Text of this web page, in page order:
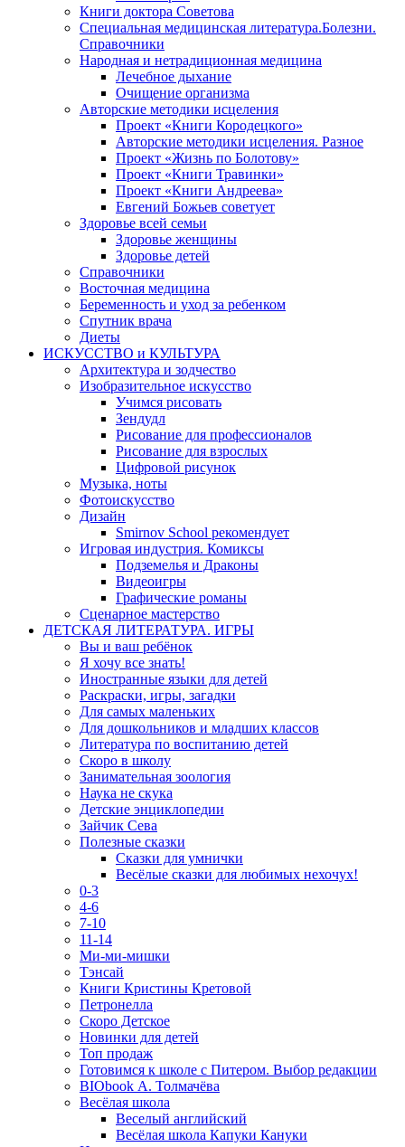
Книги доктора Советова
Специальная медицинская литература.Болезни.
Справочники
Народная и нетрадиционная медицина
Лечебное дыхание
Очищение организма
Авторские методики исцеления
Проект «Книги Кородецкого»
Авторские методики исцеления. Разное
Проект «Жизнь по Болотову»
Проект «Книги Травинки»
Проект «Книги Андреева»
Евгений Божьев советует
Здоровье всей семьи
Здоровье женщины
Здоровье детей
Справочники
Восточная медицина
Беременность и уход за ребенком
Спутник врача
Диеты
ИСКУССТВО и КУЛЬТУРА
Архитектура и зодчество
Изобразительное искусство
Учимся рисовать
Зендудл
Рисование для профессионалов
Рисование для взрослых
Цифровой рисунок
Музыка, ноты
Фотоискусство
Дизайн
Smirnov School рекомендует
Игровая индустрия. Комиксы
Подземелья и Драконы
Видеоигры
Графические романы
Сценарное мастерство
ДЕТСКАЯ ЛИТЕРАТУРА. ИГРЫ
Вы и ваш ребёнок
Я хочу все знать!
Иностранные языки для детей
Раскраски, игры, загадки
Для самых маленьких
Для дошкольников и младших классов
Литература по воспитанию детей
Скоро в школу
Занимательная зоология
Наука не скука
Детские энциклопедии
Зайчик Сева
Полезные сказки
Сказки для умнички
Весёлые сказки для любимых нехочух!
0-3
4-6
7-10
11-14
Ми-ми-мишки
Тэнсай
Книги Кристины Кретовой
Петронелла
Скоро Детское
Новинки для детей
Топ продаж
Готовимся к школе с Питером. Выбор редакции
BIObook А. Толмачёва
Весёлая школа
Веселый английский
Весёлая школа Капуки Кануки